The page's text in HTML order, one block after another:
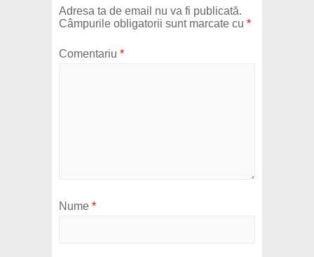
Adresa ta de email nu va fi publicată.
Câmpurile obligatorii sunt marcate cu *
Comentariu *
Nume *